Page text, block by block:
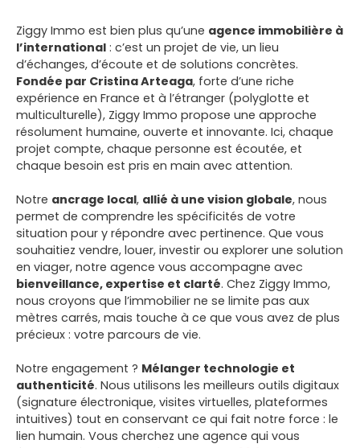
Ziggy Immo est bien plus qu’une agence immobilière à
l’international : c’est un projet de vie, un lieu
d’échanges, d’écoute et de solutions concrètes.
Fondée par Cristina Arteaga, forte d’une riche
expérience en France et à l’étranger (polyglotte et
multiculturelle), Ziggy Immo propose une approche
résolument humaine, ouverte et innovante. Ici, chaque
projet compte, chaque personne est écoutée, et
chaque besoin est pris en main avec attention.
Notre ancrage local, allié à une vision globale, nous
permet de comprendre les spécificités de votre
situation pour y répondre avec pertinence. Que vous
souhaitiez vendre, louer, investir ou explorer une solution
en viager, notre agence vous accompagne avec
bienveillance, expertise et clarté. Chez Ziggy Immo,
nous croyons que l’immobilier ne se limite pas aux
mètres carrés, mais touche à ce que vous avez de plus
précieux : votre parcours de vie.
Notre engagement ? Mélanger technologie et
authenticité. Nous utilisons les meilleurs outils digitaux
(signature électronique, visites virtuelles, plateformes
intuitives) tout en conservant ce qui fait notre force : le
lien humain. Vous cherchez une agence qui vous